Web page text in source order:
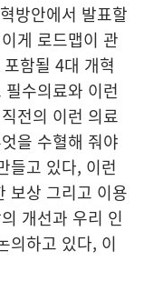
방안에서 발표할
게 로드맵이 관
함될 4대 개혁
수의료와 이런
전의 이런 의료
을 수혈해 줘야
들고 있다, 이런
보상 그리고 이용
개선과 우리 인
의하고 있다, 이